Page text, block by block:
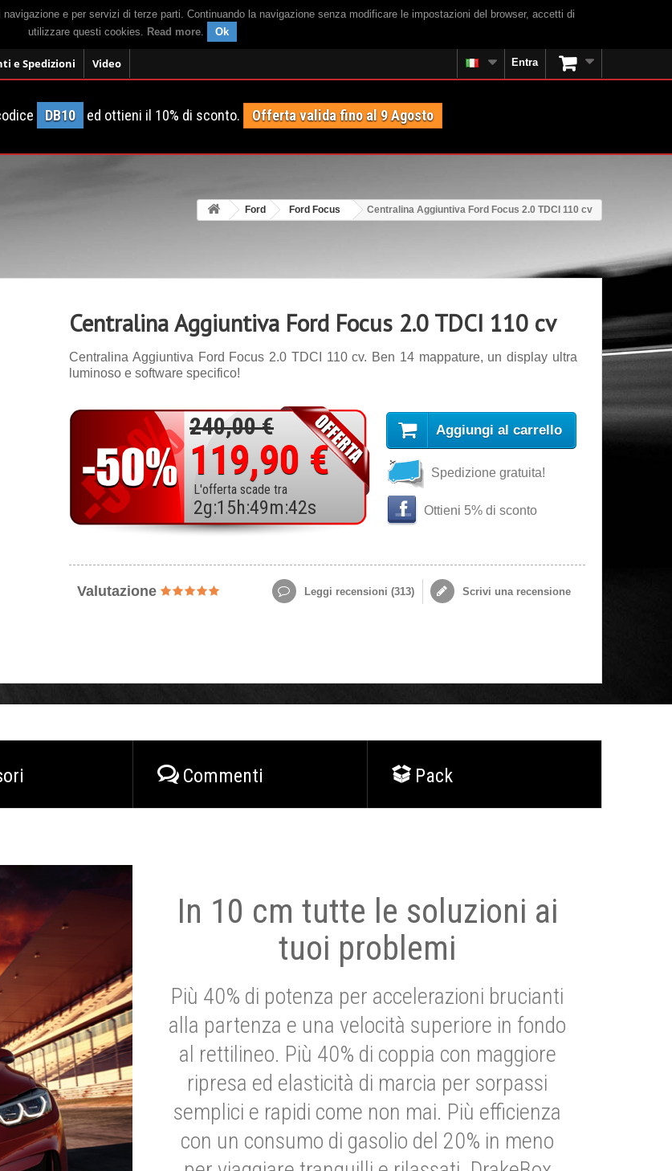
e per servizi di terze parti. Continuando la navigazione senza modificare le impostazioni del browser, accetti di
utilizzare questi cookies. Read more. Ok
e Spedizioni Video Entra
DB10 ed ottieni il 10% di sconto. Offerta valida fino al 9 Agosto
Ford Ford Focus Centralina Aggiuntiva Ford Focus 2.0 TDCI 110 cv
Centralina Aggiuntiva Ford Focus 2.0 TDCI 110 cv
Centralina Aggiuntiva Ford Focus 2.0 TDCI 110 cv. Ben 14 mappature, un display ultra
luminoso e software specifico!
240,00 €
119,90 €
L'offerta scade tra
2g:15h:49m:40s
Aggiungi al carrello
Spedizione gratuita!
Ottieni 5% di sconto
Valutazione Leggi recensioni (313) Scrivi una recensione
Commenti Pack
In 10 cm tutte le soluzioni ai
tuoi problemi
Più 40% di potenza per accelerazioni brucianti
alla partenza e una velocità superiore in fondo
al rettilineo. Più 40% di coppia con maggiore
ripresa ed elasticità di marcia per sorpassi
semplici e rapidi come non mai. Più efficienza
con un consumo di gasolio del 20% in meno